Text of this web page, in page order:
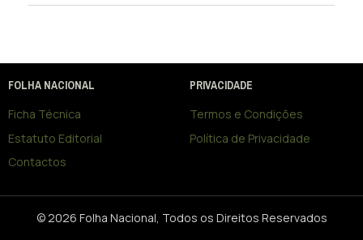
FOLHA NACIONAL
Ficha Técnica
Estatuto Editorial
Contactos
PRIVACIDADE
Termos e Condições
Política de Privacidade
© 2026 Folha Nacional, Todos os Direitos Reservados